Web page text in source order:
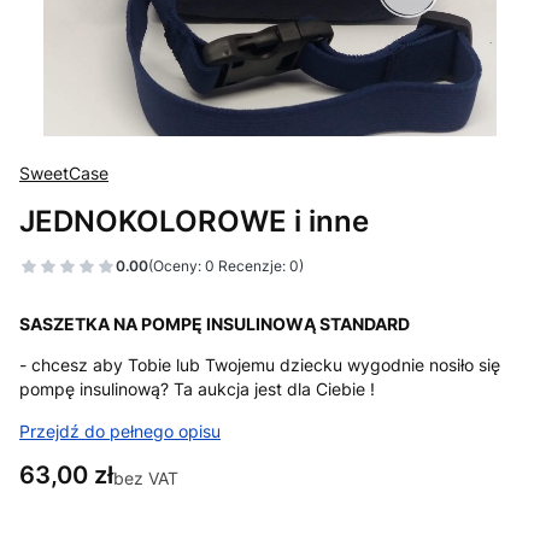
SweetCase
JEDNOKOLOROWE i inne
0.00(Oceny: 0 Recenzje: 0)
SASZETKA NA POMPĘ INSULINOWĄ STANDARD
- chcesz aby Tobie lub Twojemu dziecku wygodnie nosiło się
pompę insulinową? Ta aukcja jest dla Ciebie !
Przejdź do pełnego opisu
Cena
63,00 złbez VAT